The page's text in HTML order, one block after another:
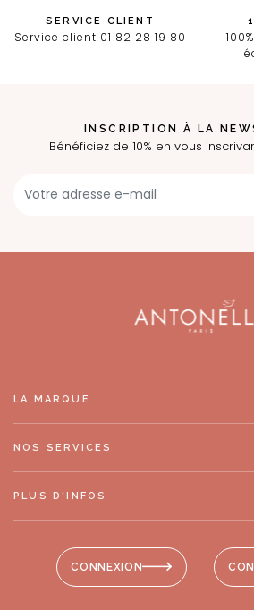
SERVICE CLIENT
Service client 01 82 28 19 80
INSCRIPTION À LA
Bénéficiez de 10% en vous
CONNEXION
LA MARQUE
NOS SERVICES
PLUS D'INFOS